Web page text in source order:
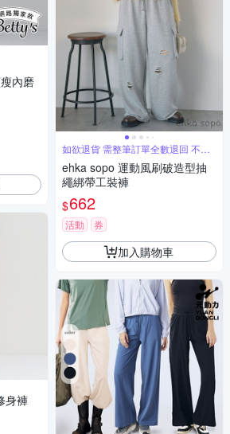
內磨
身褲
如欲退貨 需整筆訂單全數退回 不能
單退
ehka sopo 運動風刷破造型抽
繩綁帶工裝褲
$662
活動 券
加入購物車